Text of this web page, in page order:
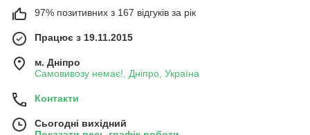
97% позитивних з 167 відгуків за рік
Працює з 19.11.2015
м. Дніпро
Самовивозу немає!, Дніпро, Україна
Контакти
Сьогодні вихідний